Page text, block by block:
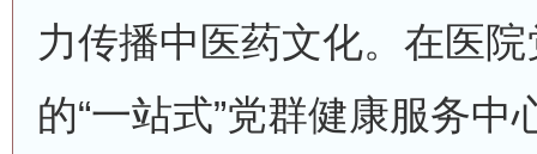
力传播中医药文化。在医
的“一站式”党群健康服务